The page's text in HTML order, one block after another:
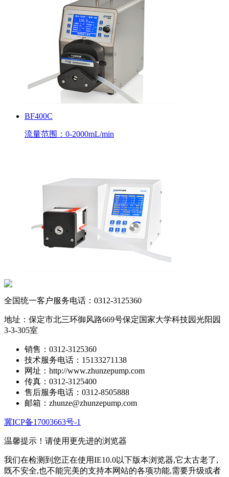
BF400C
流量范围：0-2000mL/min
全国统一客户服务电话： 0312-3125360
地址：保定市北三环御风路669号保定国家大学科技园光阳园
3-3-305室
销售：0312-3125360
技术服务电话：15133271138
网址：http://www.zhunzepump.com
传真：0312-3125400
售后服务电话：0312-8505888
邮箱：zhunze@zhunzepump.com
冀ICP备17003663号-1
温馨提示！ 请使用更先进的浏览器
我们在检测到您正在使用IE10.0以下版本浏览器,它太古老了,
既不安全,也不能完美的支持本网站的各项功能,需要升级或者